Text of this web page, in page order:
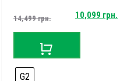
14,499грн.Original
price
was:
10,099 грн.
Current
price
is:
G2